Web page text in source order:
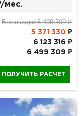
мес.
Без скидки 6 499 309 ₽
5 371 330 ₽
6 123 316 ₽
6 499 309 ₽
ПОЛУЧИТЬ РАСЧЕТ